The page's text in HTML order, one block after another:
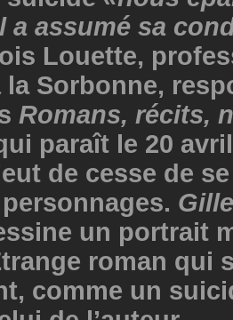
a assumé sa
Louette,
Sorbonne,
Romans, récits,
paraît le 20
de cesse de
un portrait
roman qui
comme un